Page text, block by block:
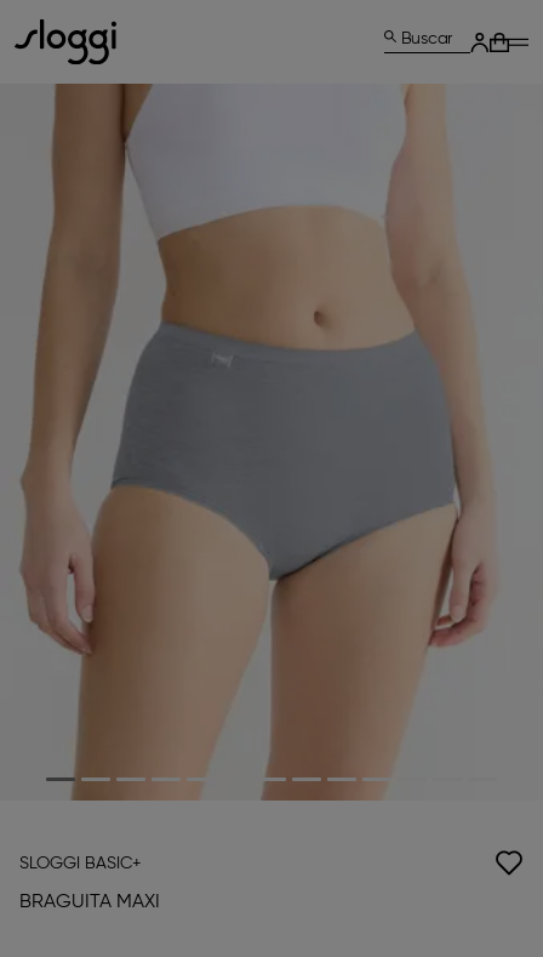
Buscar
SLOGGI BASIC+
BRAGUITA MAXI